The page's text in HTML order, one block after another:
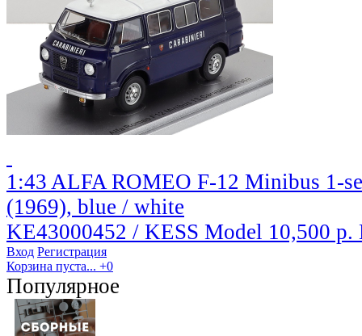
1:43 ALFA ROMEO F-12 Minibus 1-
(1969), blue / white
KE43000452 / KESS Model 10,500 р.
Вход Регистрация
Корзина пуста... +0
Популярное